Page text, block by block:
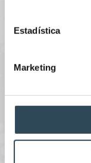
Estadística
Marketing
+34 911 98 70 64
Sede central